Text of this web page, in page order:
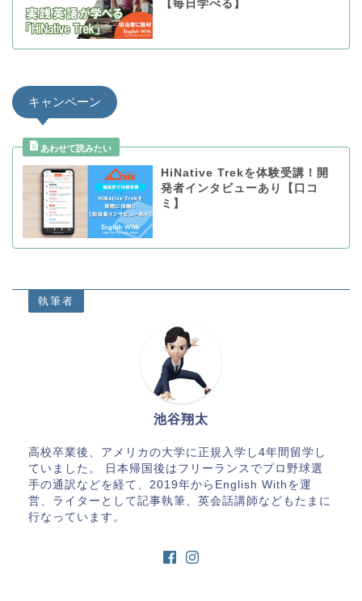
【毎日学べる】
キャンペーン
HiNative Trekを体験受講！開
発者インタビューあり【口コ
ミ】
執筆者
池谷翔太
高校卒業後、アメリカの大学に正規入学し4年間留学し
ていました。 日本帰国後はフリーランスでプロ野球選
手の通訳などを経て、2019年からEnglish Withを運
営、ライターとして記事執筆、英会話講師などもたまに
行なっています。